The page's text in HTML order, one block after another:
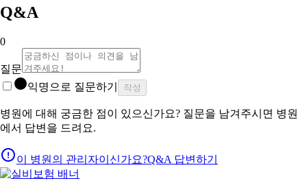
Q&A
0
질문
익명으로 질문하기
작성
병원에 대해 궁금한 점이 있으신가요? 질문을 남겨주시면 병원
에서 답변을 드려요.
이 병원의 관리자이신가요?Q&A 답변하기